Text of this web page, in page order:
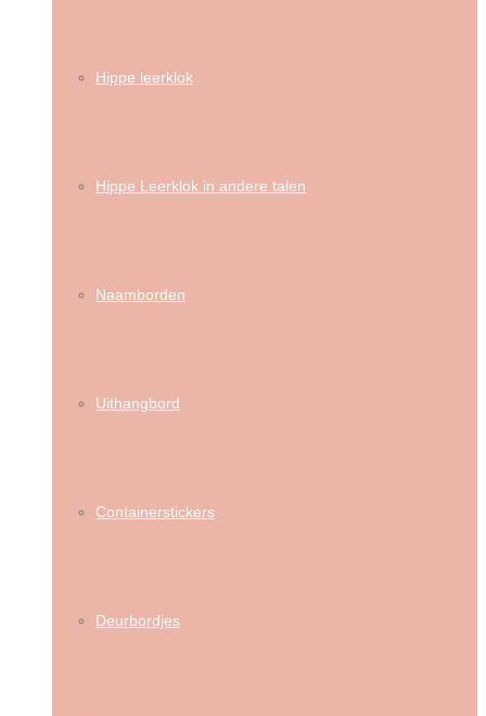
Hippe leerklok
Hippe Leerklok in andere talen
Naamborden
Uithangbord
Containerstickers
Deurbordjes